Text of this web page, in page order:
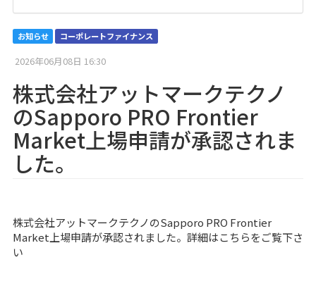
お知らせ コーポレートファイナンス
2026年06月08日 16:30
株式会社アットマークテクノ
のSapporo PRO Frontier
Market上場申請が承認されま
した。
株式会社アットマークテクノのSapporo PRO Frontier
Market上場申請が承認されました。詳細はこちらをご覧下さ
い